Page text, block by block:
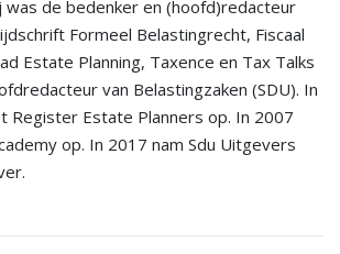
was de bedenker en (hoofd)redacteur
Formeel Belastingrecht, Fiscaal
Estate Planning, Taxence en Tax Talks
van Belastingzaken (SDU). In
Register Estate Planners op. In 2007
op. In 2017 nam Sdu Uitgevers